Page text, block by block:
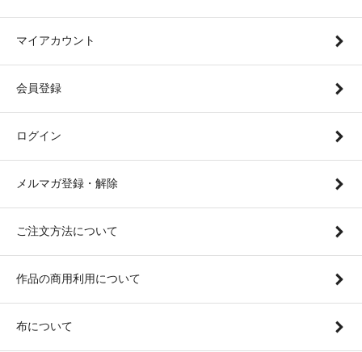
マイアカウント
会員登録
ログイン
メルマガ登録・解除
ご注文方法について
作品の商用利用について
布について